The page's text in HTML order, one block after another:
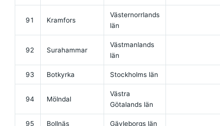
91 Kramfors
Västernorrlands
län
92 Surahammar
Västmanlands
län
93 Botkyrka Stockholms län
94 Mölndal
Västra
Götalands län
95 Bollnäs Gävleborgs län